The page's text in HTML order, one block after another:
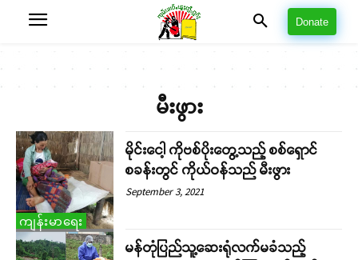
Donate
မီးဖွား
ကျန်းမာရေး
မိုင်းငေါ့ ကိုဗစ်ပိုးတွေ့သည့် စစ်ရှောင်
စခန်းတွင် ကိုယ်ဝန်သည် မီးဖွား
September 3, 2021
မန်တုံပြည်သူ့ဆေးရုံလက်မခံသည့်